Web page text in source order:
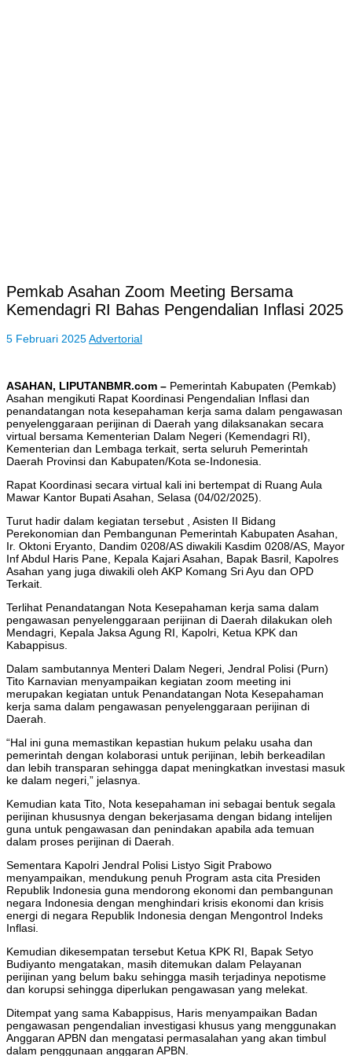
Pemkab Asahan Zoom Meeting Bersama
Kemendagri RI Bahas Pengendalian Inflasi 2025
5 Februari 2025Advertorial
ASAHAN, LIPUTANBMR.com – Pemerintah Kabupaten (Pemkab)
Asahan mengikuti Rapat Koordinasi Pengendalian Inflasi dan
penandatangan nota kesepahaman kerja sama dalam pengawasan
penyelenggaraan perijinan di Daerah yang dilaksanakan secara
virtual bersama Kementerian Dalam Negeri (Kemendagri RI),
Kementerian dan Lembaga terkait, serta seluruh Pemerintah
Daerah Provinsi dan Kabupaten/Kota se-Indonesia.
Rapat Koordinasi secara virtual kali ini bertempat di Ruang Aula
Mawar Kantor Bupati Asahan, Selasa (04/02/2025).
Turut hadir dalam kegiatan tersebut , Asisten II Bidang
Perekonomian dan Pembangunan Pemerintah Kabupaten Asahan,
Ir. Oktoni Eryanto, Dandim 0208/AS diwakili Kasdim 0208/AS, Mayor
Inf Abdul Haris Pane, Kepala Kajari Asahan, Bapak Basril, Kapolres
Asahan yang juga diwakili oleh AKP Komang Sri Ayu dan OPD
Terkait.
Terlihat Penandatangan Nota Kesepahaman kerja sama dalam
pengawasan penyelenggaraan perijinan di Daerah dilakukan oleh
Mendagri, Kepala Jaksa Agung RI, Kapolri, Ketua KPK dan
Kabappisus.
Dalam sambutannya Menteri Dalam Negeri, Jendral Polisi (Purn)
Tito Karnavian menyampaikan kegiatan zoom meeting ini
merupakan kegiatan untuk Penandatangan Nota Kesepahaman
kerja sama dalam pengawasan penyelenggaraan perijinan di
Daerah.
“Hal ini guna memastikan kepastian hukum pelaku usaha dan
pemerintah dengan kolaborasi untuk perijinan, lebih berkeadilan
dan lebih transparan sehingga dapat meningkatkan investasi masuk
ke dalam negeri,” jelasnya.
Kemudian kata Tito, Nota kesepahaman ini sebagai bentuk segala
perijinan khususnya dengan bekerjasama dengan bidang intelijen
guna untuk pengawasan dan penindakan apabila ada temuan
dalam proses perijinan di Daerah.
Sementara Kapolri Jendral Polisi Listyo Sigit Prabowo
menyampaikan, mendukung penuh Program asta cita Presiden
Republik Indonesia guna mendorong ekonomi dan pembangunan
negara Indonesia dengan menghindari krisis ekonomi dan krisis
energi di negara Republik Indonesia dengan Mengontrol Indeks
Inflasi.
Kemudian dikesempatan tersebut Ketua KPK RI, Bapak Setyo
Budiyanto mengatakan, masih ditemukan dalam Pelayanan
perijinan yang belum baku sehingga masih terjadinya nepotisme
dan korupsi sehingga diperlukan pengawasan yang melekat.
Ditempat yang sama Kabappisus, Haris menyampaikan Badan
pengawasan pengendalian investigasi khusus yang menggunakan
Anggaran APBN dan mengatasi permasalahan yang akan timbul
dalam penggunaan anggaran APBN.